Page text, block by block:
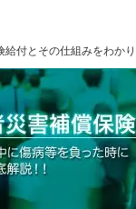
付とその仕組みをわか